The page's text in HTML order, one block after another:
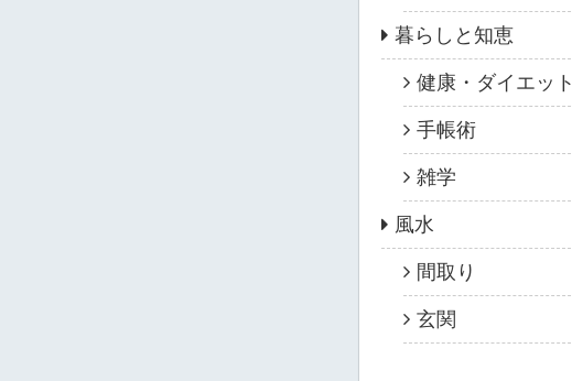
暮らしと知恵
健康・ダイエット
手帳術
雑学
風水
間取り
玄関